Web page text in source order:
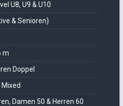
U8, U9 & U10
& Senioren)
m
Doppel
Damen 50 & Herren 60